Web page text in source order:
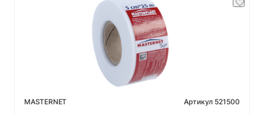
MASTERNET Артикул 521500